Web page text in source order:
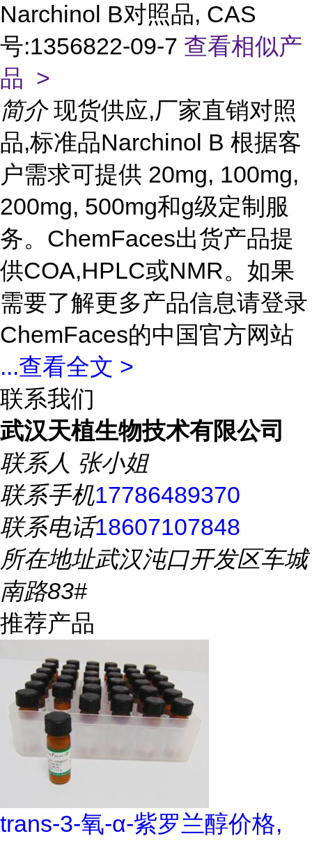
Narchinol B对照品, CAS
号:1356822-09-7 查看相似产
品 >
简介 现货供应,厂家直销对照
品,标准品Narchinol B 根据客
户需求可提供 20mg, 100mg,
200mg, 500mg和g级定制服
务。ChemFaces出货产品提
供COA,HPLC或NMR。如果
需要了解更多产品信息请登录
ChemFaces的中国官方网站
...查看全文 >
联系我们
武汉天植生物技术有限公司
联系人 张小姐
联系手机17786489370
联系电话18607107848
所在地址武汉沌口开发区车城
南路83#
推荐产品
trans-3-氧-α-紫罗兰醇价格,